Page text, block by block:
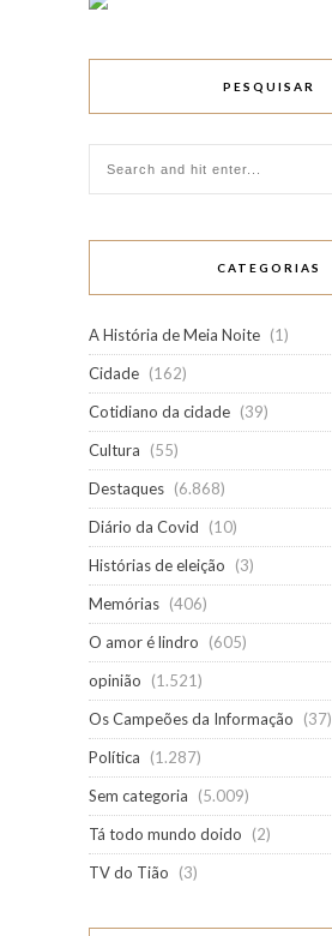
PESQUISAR
CATEGORIAS
A História de Meia Noite (1)
Cidade (162)
Cotidiano da cidade (39)
Cultura
(55)
Destaques (6.868)
Diário da Covid
(10)
Histórias de eleição
(3)
Memórias (406)
O amor é lindro
(605)
opinião
(1.521)
Os Campeões da Informação
(37)
Política
(1.287)
Sem categoria
(5.009)
Tá todo mundo doido
(2)
TV do Tião
(3)